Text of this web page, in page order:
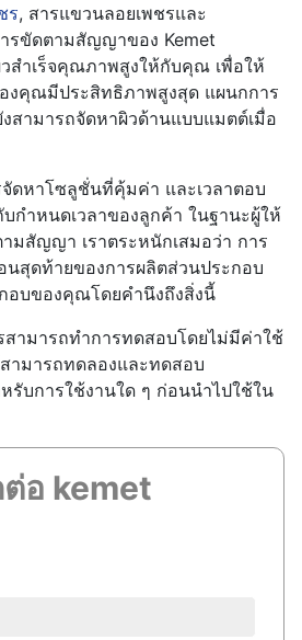
ร, สารแขวนลอยเพชรและ
รขัดตามสัญญาของ Kemet
สำเร็จคุณภาพสูงให้กับคุณ เพื่อให้
งคุณมีประสิทธิภาพสูงสุด แผนกการ
สามารถจัดหาผิวด้านแบบแมตต์เมื่อ
จัดหาโซลูชั่นที่คุ้มค่า และเวลาตอบ
กำหนดเวลาของลูกค้า ในฐานะผู้ให้
มสัญญา เราตระหนักเสมอว่า การ
นสุดท้ายของการผลิตส่วนประกอบ
อบของคุณโดยคำนึงถึงสิ่งนี้
ามารถทำการทดสอบโดยไม่มีค่าใช้
ามารถทดลองและทดสอบ
รับการใช้งานใด ๆ ก่อนนำไปใช้ใน
อ kemet